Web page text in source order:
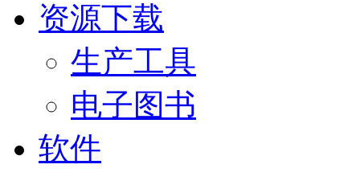
资源下载
生产工具
电子图书
软件